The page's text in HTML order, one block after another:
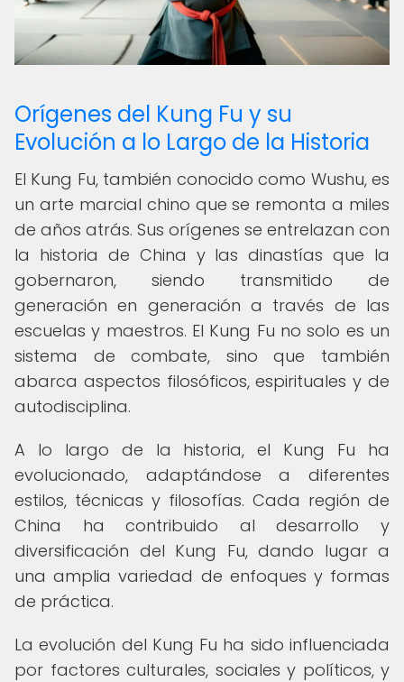
Orígenes del Kung Fu y su
Evolución a lo Largo de la Historia
El Kung Fu, también conocido como Wushu, es
un arte marcial chino que se remonta a miles
de años atrás. Sus orígenes se entrelazan con
la historia de China y las dinastías que la
gobernaron, siendo transmitido de
generación en generación a través de las
escuelas y maestros. El Kung Fu no solo es un
sistema de combate, sino que también
abarca aspectos filosóficos, espirituales y de
autodisciplina.
A lo largo de la historia, el Kung Fu ha
evolucionado, adaptándose a diferentes
estilos, técnicas y filosofías. Cada región de
China ha contribuido al desarrollo y
diversificación del Kung Fu, dando lugar a
una amplia variedad de enfoques y formas
de práctica.
La evolución del Kung Fu ha sido influenciada
por factores culturales, sociales y políticos, y